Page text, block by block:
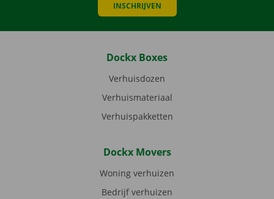
INSCHRIJVEN
Dockx Boxes
Verhuisdozen
Verhuismateriaal
Verhuispakketten
Dockx Movers
Woning verhuizen
Bedrijf verhuizen